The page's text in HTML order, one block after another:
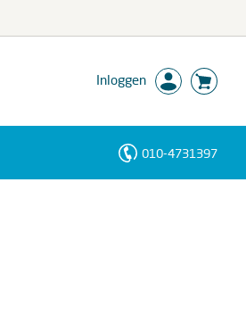
Inloggen
010-4731397